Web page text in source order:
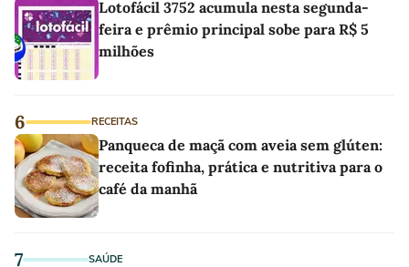
Lotofácil 3752 acumula nesta segunda-
feira e prêmio principal sobe para R$ 5
milhões
6 RECEITAS
Panqueca de maçã com aveia sem glúten:
receita fofinha, prática e nutritiva para o
café da manhã
7 SAÚDE